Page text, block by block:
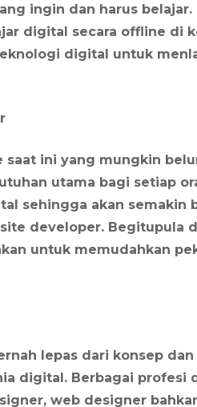
ingin dan harus
digital secara offline di
digital untuk
saat ini yang mungkin
utama bagi setiap
sehingga akan semakin
developer. Begitupula
untuk memudahkan
lepas dari konsep
digital. Berbagai profesi
web designer